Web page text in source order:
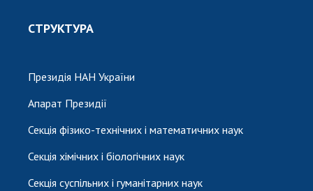
СТРУКТУРА
Президія НАН України
Апарат Президії
Секція фізико-технічних і математичних наук
Секція хімічних і біологічних наук
Секція суспільних і гуманітарних наук